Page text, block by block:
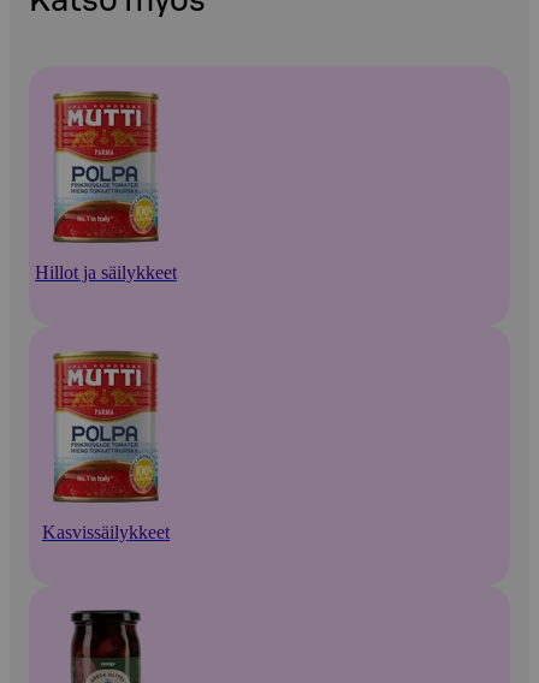
Hillot ja säilykkeet
Kasvissäilykkeet